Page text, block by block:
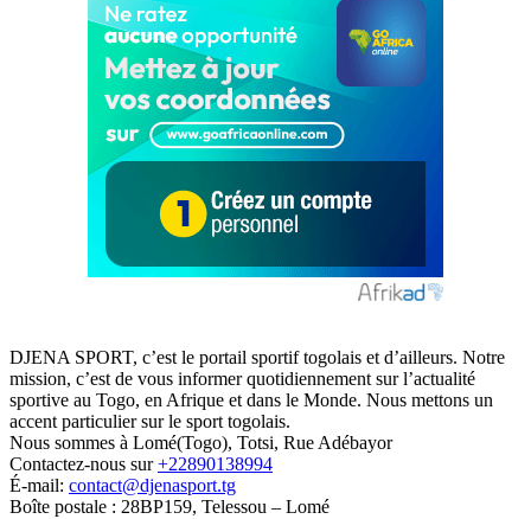
DJENA SPORT, c’est le portail sportif togolais et d’ailleurs. Notre
mission, c’est de vous informer quotidiennement sur l’actualité
sportive au Togo, en Afrique et dans le Monde. Nous mettons un
accent particulier sur le sport togolais.
Nous sommes à Lomé(Togo), Totsi, Rue Adébayor
Contactez-nous sur+22890138994
É-mail: contact@djenasport.tg
Boîte postale : 28BP159, Telessou – Lomé